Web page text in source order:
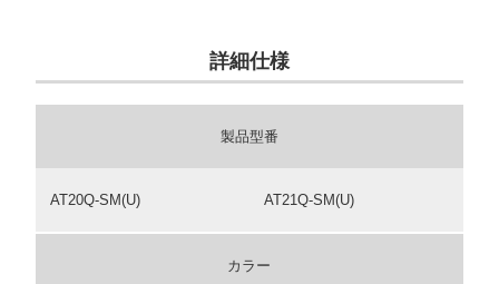
詳細仕様
製品型番
AT20Q-SM(U) AT21Q-SM(U)
カラー